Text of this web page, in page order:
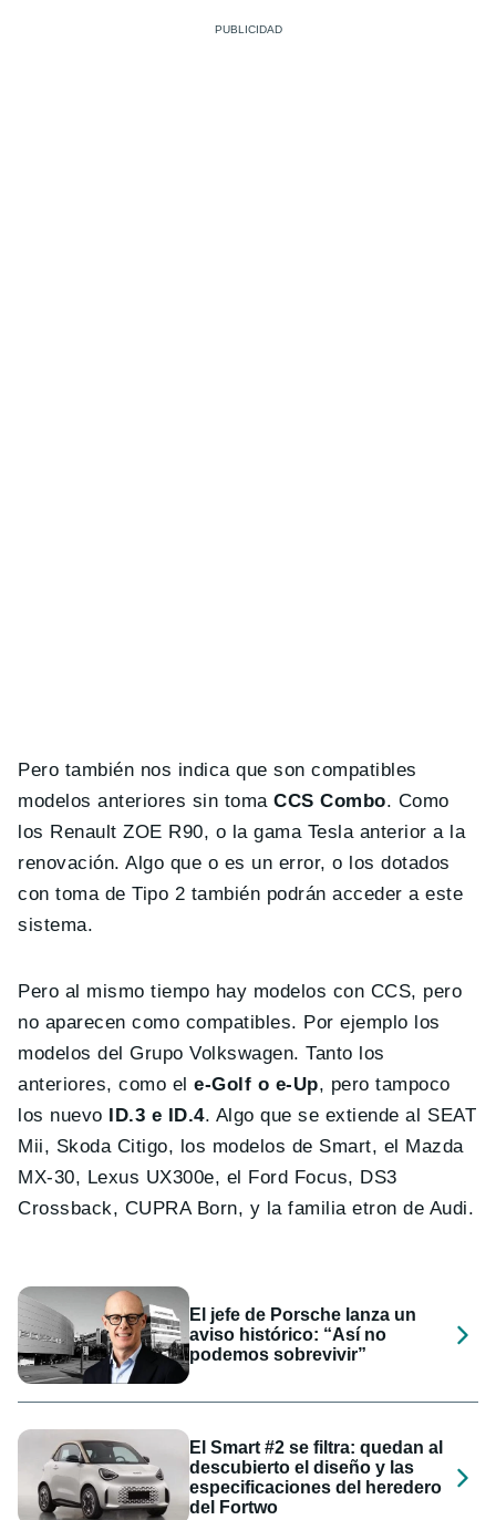
Pero también nos indica que son compatibles
modelos anteriores sin tomaCCS Combo. Como
los Renault ZOE R90, o la gama Tesla anterior a la
renovación. Algo que o es un error, o los dotados
con toma de Tipo 2 también podrán acceder a este
sistema.
Pero al mismo tiempo hay modelos con CCS, pero
no aparecen como compatibles. Por ejemplo los
modelos del Grupo Volkswagen. Tanto los
anteriores, como el e-Golf o e-Up, pero tampoco
los nuevo
ID.3 e ID.4. Algo que se extiende al SEAT
Mii, Skoda Citigo, los modelos de Smart, el Mazda
MX-30, Lexus UX300e, el Ford Focus, DS3
Crossback, CUPRA Born, y la familia etron de Audi.
El jefe de Porsche lanza un
aviso histórico: “Así no
podemos sobrevivir”
El Smart #2 se filtra: quedan al
descubierto el diseño y las
especificaciones del heredero
del Fortwo